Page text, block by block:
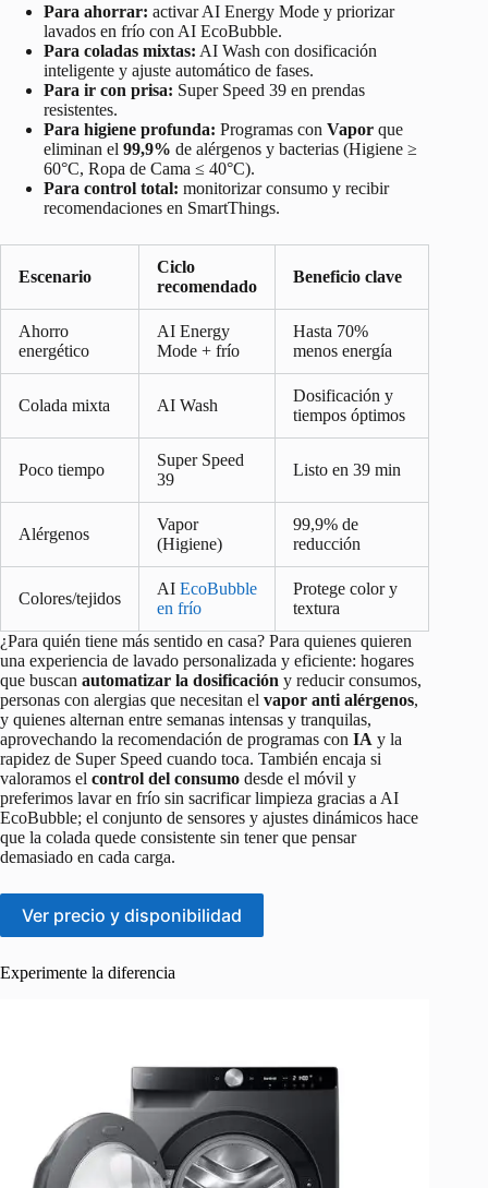
Para ahorrar: activar AI Energy Mode y priorizar
lavados en frío con AI EcoBubble.
Para coladas mixtas: AI Wash con dosificación
inteligente y ajuste automático de fases.
Para ir con prisa: Super Speed 39 en prendas
resistentes.
Para higiene profunda: Programas con Vapor que
eliminan el 99,9% de alérgenos y bacterias (Higiene ≥
60°C, Ropa de Cama ≤ 40°C).
Para control total: monitorizar consumo y recibir
recomendaciones en SmartThings.
Escenario
Ciclo
recomendado
Beneficio clave
Ahorro
energético
AI Energy
Mode + frío
Hasta 70%
menos energía
Colada mixta AI Wash
Dosificación y
tiempos óptimos
Poco tiempo
Super Speed
39
Listo en 39 min
Alérgenos
Vapor
(Higiene)
99,9% de
reducción
Colores/tejidos
AI EcoBubble
en frío
Protege color y
textura
¿Para quién tiene más sentido en casa? Para quienes quieren
una experiencia de lavado personalizada y eficiente: hogares
que buscan automatizar la dosificación y reducir consumos,
personas con alergias que necesitan el vapor anti alérgenos,
y quienes alternan entre semanas intensas y tranquilas,
aprovechando la recomendación de programas con IA y la
rapidez de Super Speed cuando toca. También encaja si
valoramos el control del consumo desde el móvil y
preferimos lavar en frío sin sacrificar limpieza gracias a AI
EcoBubble; el conjunto de sensores y ajustes dinámicos hace
que la colada quede consistente sin tener que pensar
demasiado en cada carga.
Ver precio y disponibilidad
Experimente la diferencia